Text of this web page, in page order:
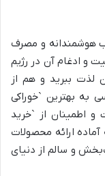
هوشمندانه و مصرف
و ادغام آن در رژیم
لذت ببرید و هم از
به بهترین `خوراکی
و اطمینان از `خرید
ارائه محصولات
و سالم از دنیای